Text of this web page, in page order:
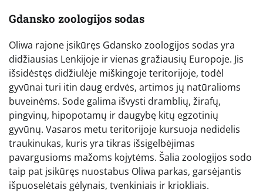
Gdansko zoologijos sodas
Oliwa rajone įsikūręs Gdansko zoologijos sodas yra
didžiausias Lenkijoje ir vienas gražiausių Europoje. Jis
išsidėstęs didžiulėje miškingoje teritorijoje, todėl
gyvūnai turi itin daug erdvės, artimos jų natūralioms
buveinėms. Sode galima išvysti dramblių, žirafų,
pingvinų, hipopotamų ir daugybę kitų egzotinių
gyvūnų. Vasaros metu teritorijoje kursuoja nedidelis
traukinukas, kuris yra tikras išsigelbėjimas
pavargusioms mažoms kojytėms. Šalia zoologijos sodo
taip pat įsikūręs nuostabus Oliwa parkas, garsėjantis
išpuoselėtais gėlynais, tvenkiniais ir kriokliais.